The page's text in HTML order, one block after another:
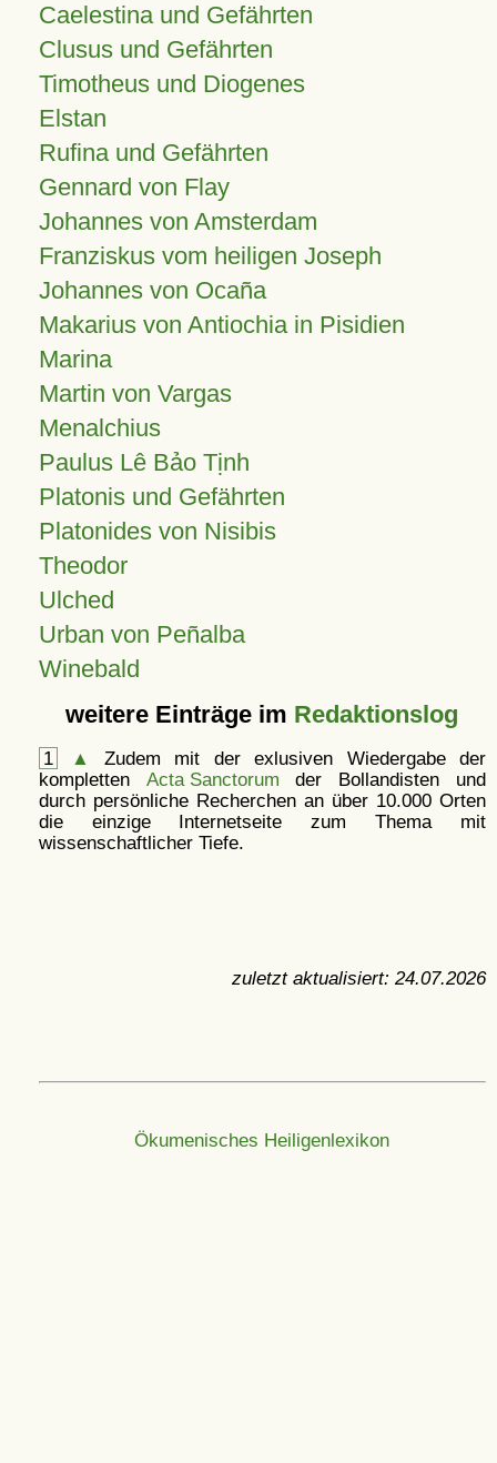
Caelestina und Gefährten
Clusus und Gefährten
Timotheus und Diogenes
Elstan
Rufina und Gefährten
Gennard von Flay
Johannes von Amsterdam
Franziskus vom heiligen Joseph
Johannes von Ocaña
Makarius von Antiochia in Pisidien
Marina
Martin von Vargas
Menalchius
Paulus Lê Bảo Tịnh
Platonis und Gefährten
Platonides von Nisibis
Theodor
Ulched
Urban von Peñalba
Winebald
weitere Einträge im Redaktionslog
1 ▲
Zudem mit der exlusiven Wiedergabe der
kompletten Acta Sanctorum der Bollandisten und
durch persönliche Recherchen an über 10.000 Orten
die einzige Internetseite zum Thema mit
wissenschaftlicher Tiefe.
zuletzt aktualisiert: 24.07.2026
Ökumenisches Heiligenlexikon